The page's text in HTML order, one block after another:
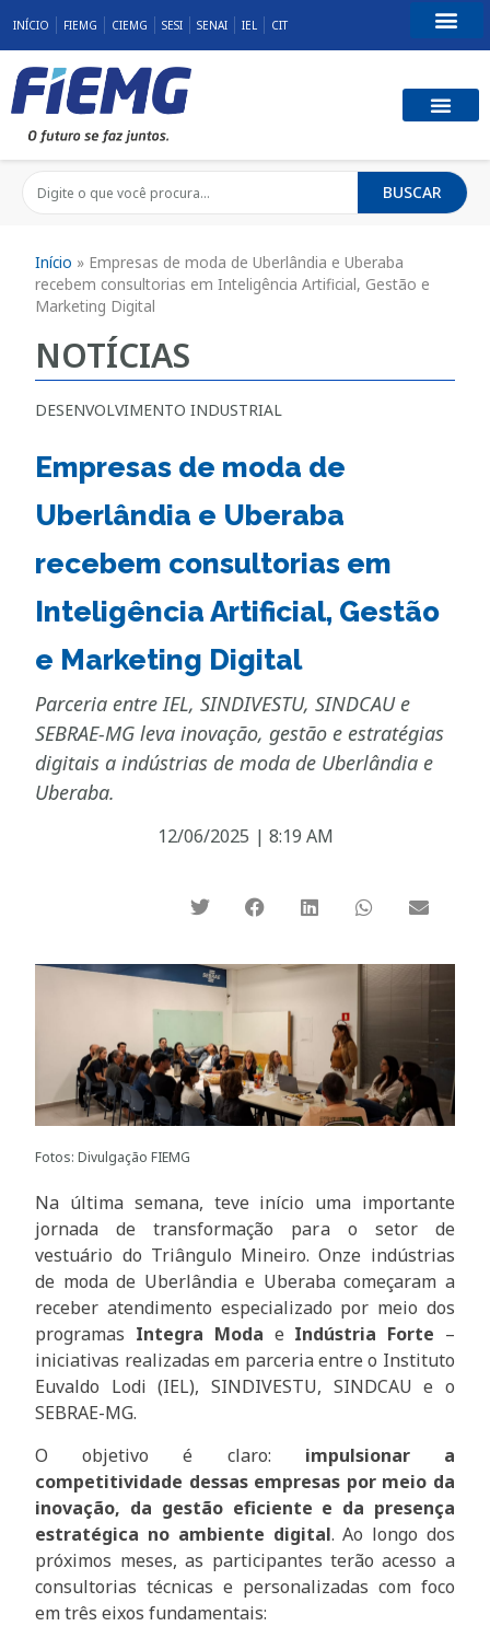
INÍCIO FIEMG CIEMG SESI SENAI IEL CIT
BUSCAR
Início » Empresas de moda de Uberlândia e Uberaba
recebem consultorias em Inteligência Artificial, Gestão e
Marketing Digital
NOTÍCIAS
DESENVOLVIMENTO INDUSTRIAL
Empresas de moda de
Uberlândia e Uberaba
recebem consultorias em
Inteligência Artificial, Gestão
e Marketing Digital
Parceria entre IEL, SINDIVESTU, SINDCAU e
SEBRAE-MG leva inovação, gestão e estratégias
digitais a indústrias de moda de Uberlândia e
Uberaba.
12/06/2025 | 8:19 AM
Fotos: Divulgação FIEMG
Na última semana, teve início uma importante
jornada de transformação para o setor de
vestuário do Triângulo Mineiro. Onze indústrias
de moda de Uberlândia e Uberaba começaram a
receber atendimento especializado por meio dos
programas Integra Moda e Indústria Forte –
iniciativas realizadas em parceria entre o Instituto
Euvaldo Lodi (IEL), SINDIVESTU, SINDCAU e o
SEBRAE-MG.
O objetivo é claro: impulsionar a
competitividade dessas empresas por meio da
inovação, da gestão eficiente e da presença
estratégica no ambiente digital. Ao longo dos
próximos meses, as participantes terão acesso a
consultorias técnicas e personalizadas com foco
em três eixos fundamentais: